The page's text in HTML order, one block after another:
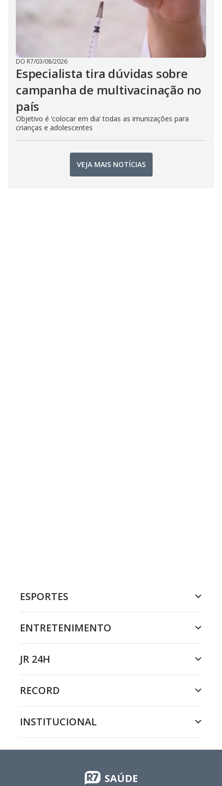
DO R7/03/08/2026
Especialista tira dúvidas sobre
campanha de multivacinação no
país
Objetivo é ‘colocar em dia’ todas as imunizações para
crianças e adolescentes
VEJA MAIS NOTÍCIAS
ESPORTES
ENTRETENIMENTO
JR 24H
RECORD
INSTITUCIONAL
SAÚDE